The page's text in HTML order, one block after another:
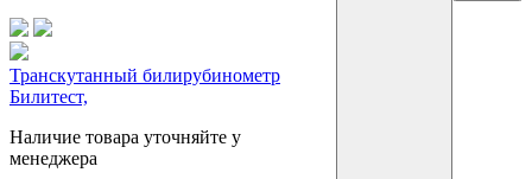
Транскутанный билирубинометр
Билитест,
Наличие товара уточняйте у
менеджера